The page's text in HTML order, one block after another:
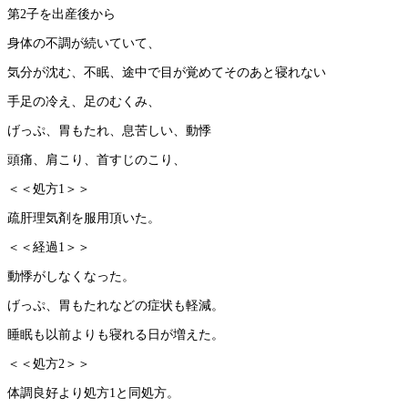
第2子を出産後から
身体の不調が続いていて、
気分が沈む、不眠、途中で目が覚めてそのあと寝れない
手足の冷え、足のむくみ、
げっぷ、胃もたれ、息苦しい、動悸
頭痛、肩こり、首すじのこり、
＜＜処方1＞＞
疏肝理気剤を服用頂いた。
＜＜経過1＞＞
動悸がしなくなった。
げっぷ、胃もたれなどの症状も軽減。
睡眠も以前よりも寝れる日が増えた。
＜＜処方2＞＞
体調良好より処方1と同処方。